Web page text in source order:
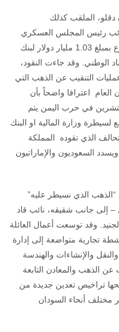
دقلو، الملقب كذلك
رئيس المجلس العسكري
الانتقالي حالياً، خلال مؤتمر صحفي أنه تبرع بمبلغ 1.03 مليار دولار لبنك
الوطني. وقد جاءت النقود،
التنقيب عن الذهب التي
العام اعترافا واضحاً بأن
في حرب اليمن يتم
وزارة المالية او البنك
الذي تقوده المملكة
السعوديون والإماراتيون
الذي نسيطر عليه”
– إلى جانب شقيقه، نائب قاد
وقد توسعت أعمال العائلة
تجارية متواضعة إلى إدارة
والإنشاءات والهندسة
عن الذهب والمعادن التابعة
تراخيص تعدين جديدة من